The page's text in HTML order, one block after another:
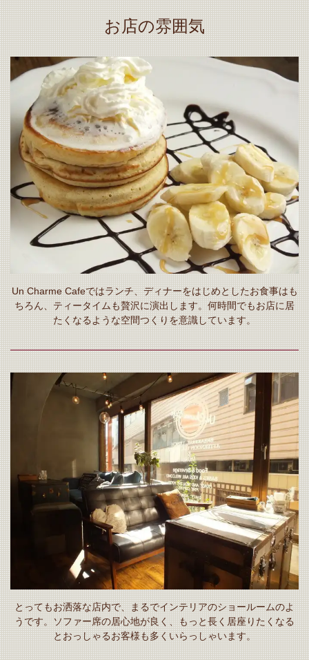
お店の雰囲気
Un Charme Cafeではランチ、ディナーをはじめとしたお食事はも
ちろん、ティータイムも贅沢に演出します。何時間でもお店に居
たくなるような空間つくりを意識しています。
とってもお洒落な店内で、まるでインテリアのショールームのよ
うです。ソファー席の居心地が良く、もっと長く居座りたくなる
とおっしゃるお客様も多くいらっしゃいます。
この店舗情報をシェアする
Un Charme Cafe
東京都府中市府中町１-7-3 恩田ビル 2F
https://uncharmecafe.owst.jp/
お店情報をコピー